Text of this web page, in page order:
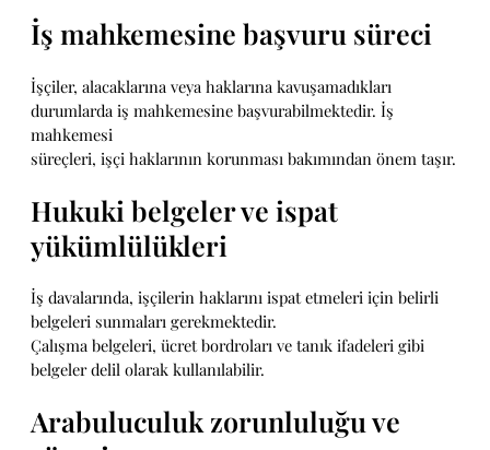
İş mahkemesine başvuru süreci
İşçiler, alacaklarına veya haklarına kavuşamadıkları
durumlarda iş mahkemesine başvurabilmektedir. İş
mahkemesi
süreçleri, işçi haklarının korunması bakımından önem taşır.
Hukuki belgeler ve ispat
yükümlülükleri
İş davalarında, işçilerin haklarını ispat etmeleri için belirli
belgeleri sunmaları gerekmektedir.
Çalışma belgeleri, ücret bordroları ve tanık ifadeleri gibi
belgeler delil olarak kullanılabilir.
Arabuluculuk zorunluluğu ve